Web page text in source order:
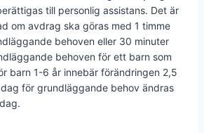
till personlig assistans. Det är
om avdrag ska göras med 1 timme
behoven eller 30 minuter
behoven för ett barn som
barn 1-6 år innebär förändringen 2,5
för grundläggande behov ändras